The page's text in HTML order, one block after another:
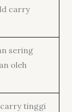
carry
sering
oleh
tinggi